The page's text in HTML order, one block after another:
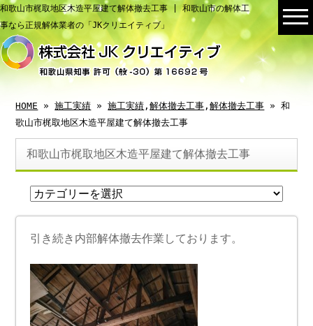
和歌山市梶取地区木造平屋建て解体撤去工事 | 和歌山市の解体工
事なら正規解体業者の「JKクリエイティブ」
HOME »施工実績 »施工実績 ,解体撤去工事 ,解体撤去工事 » 和
歌山市梶取地区木造平屋建て解体撤去工事
和歌山市梶取地区木造平屋建て解体撤去工事
引き続き内部解体撤去作業しております。